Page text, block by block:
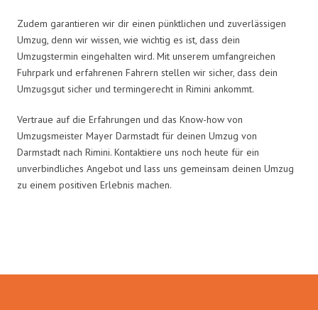
Zudem garantieren wir dir einen pünktlichen und zuverlässigen
Umzug, denn wir wissen, wie wichtig es ist, dass dein
Umzugstermin eingehalten wird. Mit unserem umfangreichen
Fuhrpark und erfahrenen Fahrern stellen wir sicher, dass dein
Umzugsgut sicher und termingerecht in Rimini ankommt.
Vertraue auf die Erfahrungen und das Know-how von
Umzugsmeister Mayer Darmstadt für deinen Umzug von
Darmstadt nach Rimini. Kontaktiere uns noch heute für ein
unverbindliches Angebot und lass uns gemeinsam deinen Umzug
zu einem positiven Erlebnis machen.